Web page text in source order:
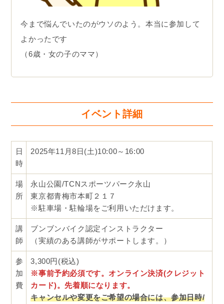
今まで悩んでいたのがウソのよう。本当に参加して
よかったです
（6歳・女の子のママ）
イベント詳細
日
時
2025年11月8日(土)10:00～16:00
場
所
永山公園/TCNスポーツパーク永山
東京都青梅市本町２１７
※駐車場・駐輪場をご利用いただけます。
講
師
ブンブンバイク認定インストラクター
（実績のある講師がサポートします。）
参
加
費
3,300円(税込)
※事前予約必須です。オンライン決済(クレジット
カード)。先着順になります。
キャンセルや変更をご希望の場合には、参加日時/